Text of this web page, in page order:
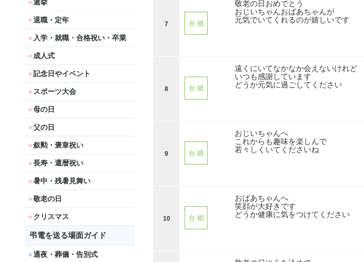
選挙
退職・定年
入学・就職・合格祝い・卒業
成人式
記念日やイベント
スポーツ大会
母の日
父の日
叙勲・褒章祝い
長寿・還暦祝い
暑中・残暑見舞い
敬老の日
クリスマス
弔電を送る場面ガイド
通夜・葬儀・告別式
7 台 紙
敬老の日おめでとう
おじいちゃんおばあちゃんが
元気でいてくれるのが嬉しいです
8 台 紙
遠くにいてなかなか会えないけれど
いつも感謝しています
どうか元気に過ごしてください
9 台 紙
おじいちゃんへ
これからも趣味を楽しんで
若々しくいてくださいね
10 台 紙
おばあちゃんへ
笑顔が大好きです
どうか健康に気をつけてください